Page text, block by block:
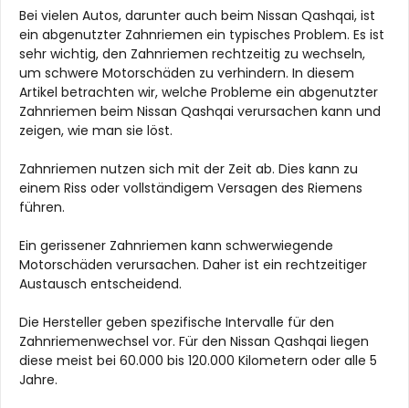
Bei vielen Autos, darunter auch beim Nissan Qashqai, ist
ein abgenutzter Zahnriemen ein typisches Problem. Es ist
sehr wichtig, den Zahnriemen rechtzeitig zu wechseln,
um schwere Motorschäden zu verhindern. In diesem
Artikel betrachten wir, welche Probleme ein abgenutzter
Zahnriemen beim Nissan Qashqai verursachen kann und
zeigen, wie man sie löst.
Zahnriemen nutzen sich mit der Zeit ab. Dies kann zu
einem Riss oder vollständigem Versagen des Riemens
führen.
Ein gerissener Zahnriemen kann schwerwiegende
Motorschäden verursachen. Daher ist ein rechtzeitiger
Austausch entscheidend.
Die Hersteller geben spezifische Intervalle für den
Zahnriemenwechsel vor. Für den Nissan Qashqai liegen
diese meist bei 60.000 bis 120.000 Kilometern oder alle 5
Jahre.